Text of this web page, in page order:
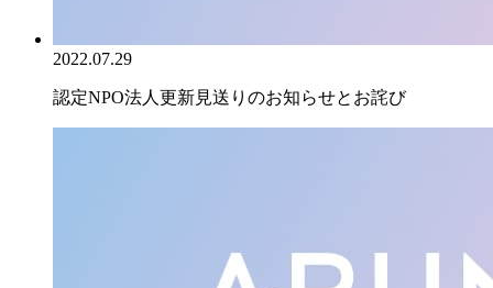
2022.07.29
認定NPO法人更新見送りのお知らせとお詫び